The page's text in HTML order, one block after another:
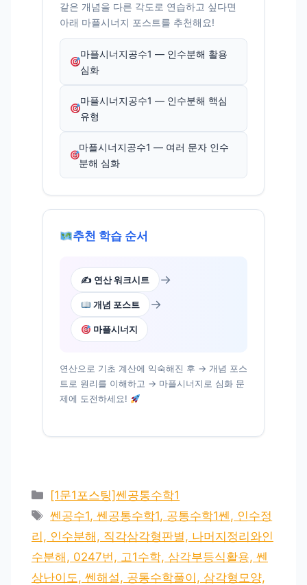
같은 개념을 다른 각도로 연습하고 싶다면
아래 마플시너지 포스트를 추천해요!
마플시너지공수1 — 인수분해 활용
심화
마플시너지공수1 — 인수분해 핵심
유형
마플시너지공수1 — 여러 문자 인수
분해 심화
추천 학습 순서
✍️ 연산 워크시트 →
개념 포스트 →
마플시너지
연산으로 기초 계산에 익숙해진 후 → 개념 포스
트로 원리를 이해하고 → 마플시너지로 심화 문
제에 도전하세요!
카
테
리
[1문1포스팅]쎈공통수학1
태
그
쎈공수1, 쎈공통수학1, 공통수학1쎈, 인수정
리, 인수분해, 직각삼각형판별, 나머지정리와인
수분해, 0247번, 고1수학, 삼각부등식활용, 쎈
상난이도, 쎈해설, 공통수학풀이, 삼각형모양,